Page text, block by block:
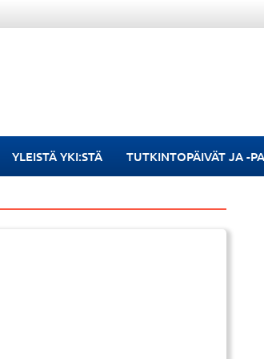
YLEISTÄ YKI:STÄ TUTKINTOPÄIVÄT JA -